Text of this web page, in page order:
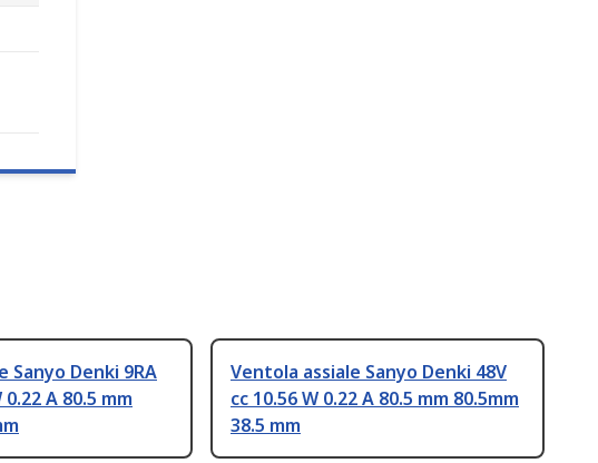
Sanyo Denki 9RA
0.22 A 80.5 mm
Ventola assiale Sanyo Denki 48V
cc 10.56 W 0.22 A 80.5 mm 80.5mm
38.5 mm